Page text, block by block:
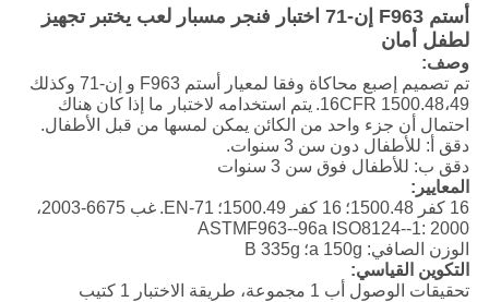
أستم F963 إن-71 اختبار فنجر مسبار لعب يختبر تجهيز
لطفل أمان
وصف:
تم تصميم إصبع محاكاة وفقا لمعيار أستم F963 و إن-71 وكذلك
16CFR 1500.48،49. يتم استخدامه لاختبار ما إذا كان هناك
احتمال أن جزء واحد من الكائن يمكن لمسها من قبل الأطفال.
دقق أ: للأطفال دون سن 3 سنوات.
دقق ب: للأطفال فوق سن 3 سنوات
المعايير:
16 كفر 1500.48؛
16 كفر 1500.49؛ EN-71.
غب 6675-2003،
ASTMF963--96a ISO8124--1: 2000
الوزن الصافي: a 150g؛
B 335g
التكوين القياسي:
تحقيقات الوصول أب 1 مجموعة، طريقة الاختبار 1 كتيب